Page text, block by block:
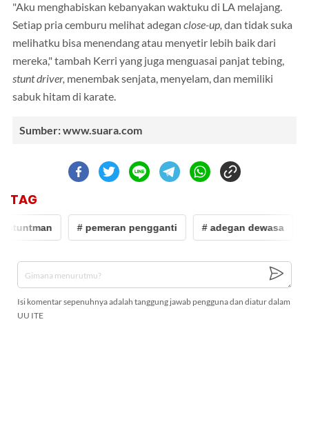
"Aku menghabiskan kebanyakan waktuku di LA melajang.
Setiap pria cemburu melihat adegan close-up, dan tidak suka
melihatku bisa menendang atau menyetir lebih baik dari
mereka," tambah Kerri yang juga menguasai panjat tebing,
stunt driver, menembak senjata, menyelam, dan memiliki
sabuk hitam di karate.
Sumber: www.suara.com
TAG
# pemeran pengganti # adegan dewasa
Isi komentar sepenuhnya adalah tanggung jawab pengguna dan diatur dalam
UU ITE